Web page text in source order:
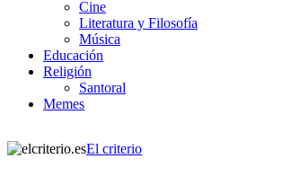
Cine
Literatura y Filosofía
Música
Educación
Religión
Santoral
Memes
El criterio